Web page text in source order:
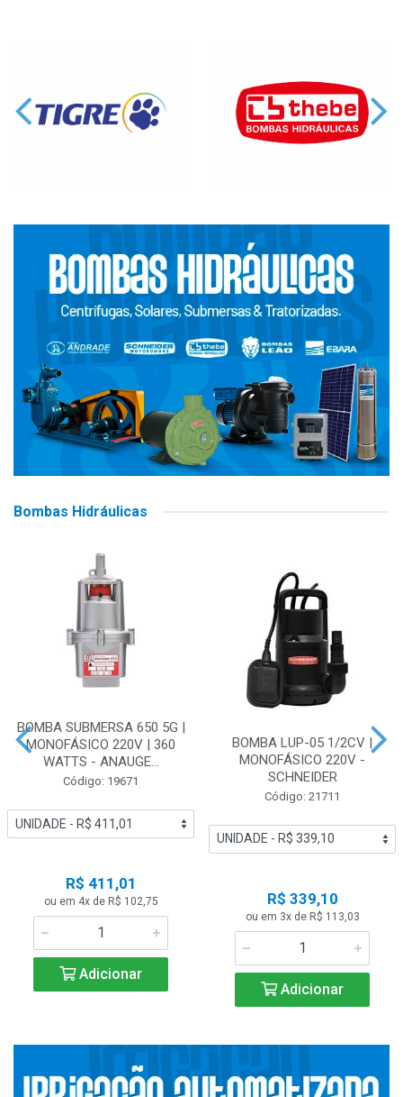
Bombas Hidráulicas
BOMBA SUBMERSA 650 5G |
MONOFÁSICO 220V | 360
WATTS - ANAUGE...
Código: 19671
R$ 411,01
ou em 4x de R$ 102,75
Adicionar
BOMBA LUP-05 1/2CV |
MONOFÁSICO 220V -
SCHNEIDER
Código: 21711
R$ 339,10
ou em 3x de R$ 113,03
Adicionar